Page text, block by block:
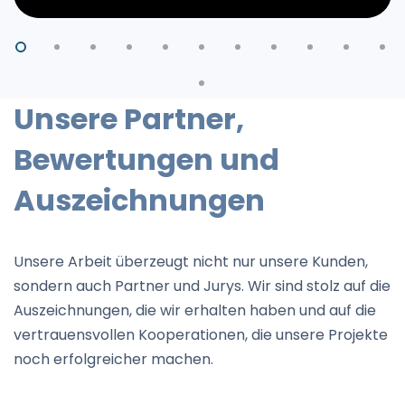
Unsere Partner,
Bewertungen und
Auszeichnungen
Unsere Arbeit überzeugt nicht nur unsere Kunden,
sondern auch Partner und Jurys. Wir sind stolz auf die
Auszeichnungen, die wir erhalten haben und auf die
vertrauensvollen Kooperationen, die unsere Projekte
noch erfolgreicher machen.